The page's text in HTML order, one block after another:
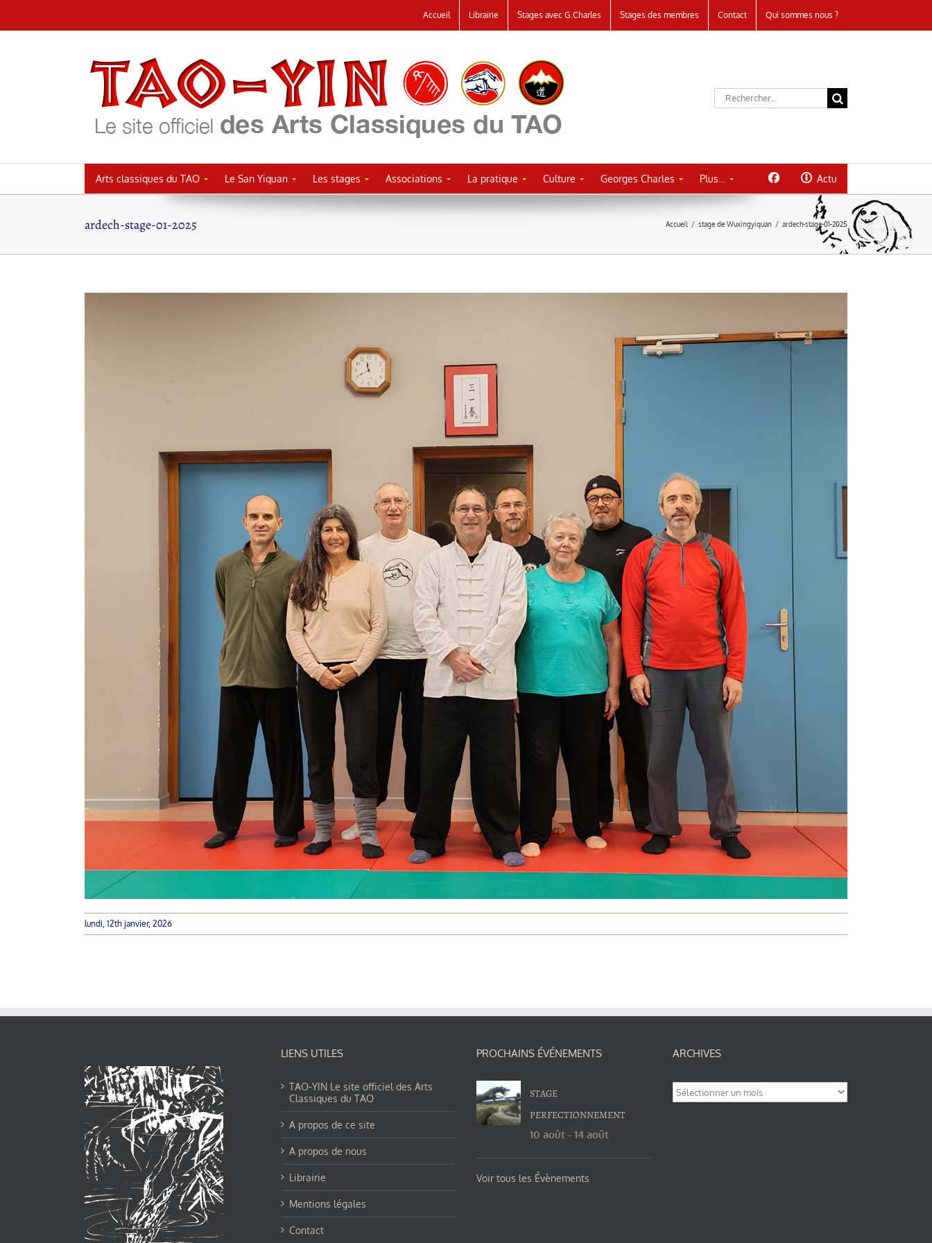
au
Accueil Librairie Stages avec G.Charles Stages des membres Contact Qui sommes nous ?
Rechercher:
Arts classiques du TAO Le San Yiquan Les stages Associations La pratique Culture Georges Charles Plus… Actu
ardech-stage-01-2025 Accueil / stage de Wuxingyiquan / ardech-stage-01-2025
lundi, 12th janvier, 2026
LIENS UTILES
TAO-YIN Le site officiel des Arts
Classiques du TAO
A propos de ce site
A propos de nous
Librairie
Mentions légales
Contact
PROCHAINS ÉVÉNEMENTS
STAGE
PERFECTIONNEMENT
10 août - 14 août
Voir tous les Évènements
ARCHIVES
Archives